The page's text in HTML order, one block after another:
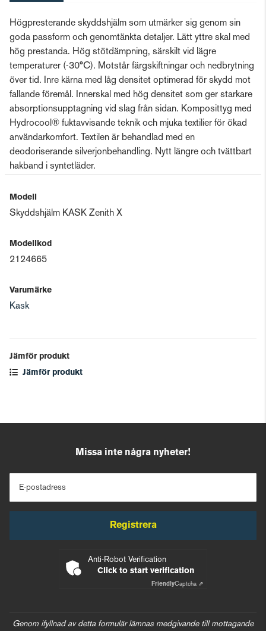
Högpresterande skyddshjälm som utmärker sig genom sin
goda passform och genomtänkta detaljer. Lätt yttre skal med
hög prestanda. Hög stötdämpning, särskilt vid lägre
temperaturer (-30°C). Motstår färgskiftningar och nedbrytning
över tid. Inre kärna med låg densitet optimerad för skydd mot
fallande föremål. Innerskal med hög densitet som ger starkare
absorptionsupptagning vid slag från sidan. Komposittyg med
Hydrocool® fuktavvisande teknik och mjuka textilier för ökad
användarkomfort. Textilen är behandlad med en
deodoriserande silverjonbehandling. Nytt längre och tvättbart
hakband i syntetläder.
Modell
Skyddshjälm KASK Zenith X
Modellkod
2124665
Varumärke
Kask
Jämför produkt
Jämför produkt
Missa inte några nyheter!
E-postadress
Registrera
Anti-Robot Verification
Click to start verification
FriendlyCaptcha ⇗
Genom ifyllnad av detta formulär lämnas medgivande till mottagande